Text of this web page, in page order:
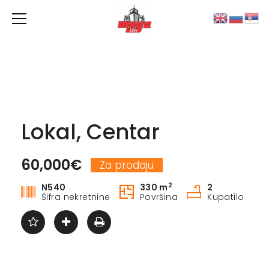
Lokal, Centar
60,000€ Za prodaju
N540
Šifra nekretnine
330 m 2
Površina
2
Kupatilo